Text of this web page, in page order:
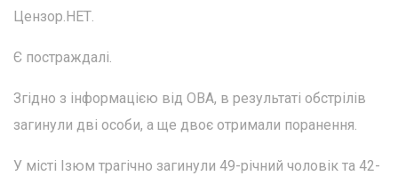
Цензор.НЕТ.
Є постраждалі.
Згідно з інформацією від ОВА, в результаті обстрілів
загинули дві особи, а ще двоє отримали поранення.
У місті Ізюм трагічно загинули 49-річний чоловік та 42-